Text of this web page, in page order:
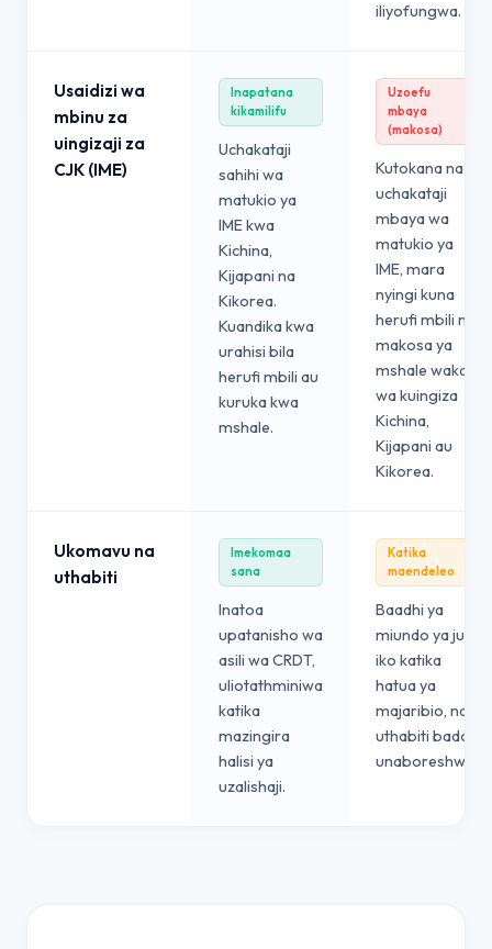
iliyofungwa.
Usaidizi wa
mbinu za
uingizaji za
CJK (IME)
Inapatana
kikamilifu
Uchakataji
sahihi wa
matukio ya
IME kwa
Kichina,
Kijapani na
Kikorea.
Kuandika kwa
urahisi bila
herufi mbili au
kuruka kwa
mshale.
Uzoefu
mbaya
(makosa)
Kutokana na
uchakataji
mbaya wa
matukio ya
IME, mara
nyingi kuna
herufi mbili na
makosa ya
mshale wakati
wa kuingiza
Kichina,
Kijapani au
Kikorea.
Ukomavu na
uthabiti
Imekomaa
sana
Inatoa
upatanisho wa
asili wa CRDT,
uliotathminiwa
katika
mazingira
halisi ya
uzalishaji.
Katika
maendeleo
Baadhi ya
miundo ya juu
iko katika
hatua ya
majaribio, na
uthabiti bado
unaboreshwa.